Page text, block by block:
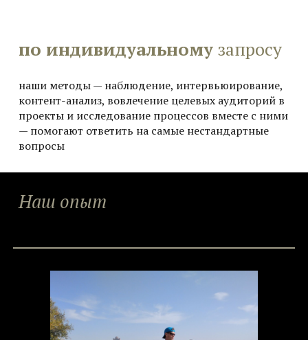
по индивидуальному запросу
наши методы — наблюдение, интервьюирование,
контент-анализ, вовлечение целевых аудиторий в
проекты и исследование процессов вместе с ними
— помогают ответить на самые нестандартные
вопросы
Наш опыт